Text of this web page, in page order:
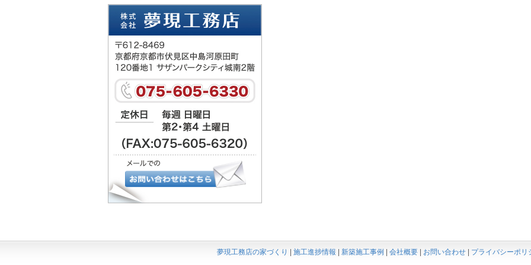
夢現工務店の家づくり 施工進捗情報 新築施工事例 会社概要 お問い合わせ プライバシーポリ